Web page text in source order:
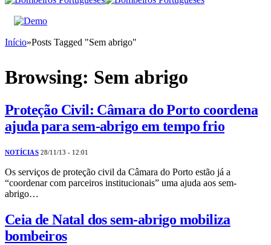
Início»Posts Tagged "Sem abrigo"
Browsing: Sem abrigo
Proteção Civil: Câmara do Porto coordena
ajuda para sem-abrigo em tempo frio
NOTÍCIAS 28/11/13 - 12:01
Os serviços de proteção civil da Câmara do Porto estão já a
“coordenar com parceiros institucionais” uma ajuda aos sem-
abrigo…
Ceia de Natal dos sem-abrigo mobiliza
bombeiros